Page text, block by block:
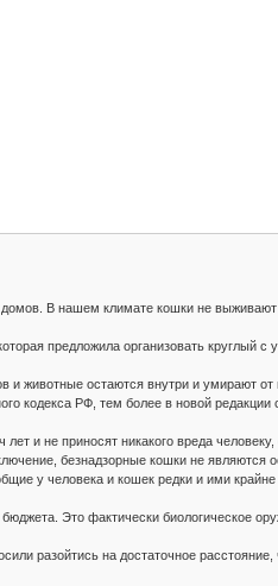
В нашем климате кошки не
предложила организовать круглый с
животные остаются внутри и умирают от
кодекса РФ, тем более в новой редакции
и не приносят никакого вреда
безнадзорные кошки не являются
у человека и кошек редки и ими крайне
Это фактически биологическое
разойтись на достаточное